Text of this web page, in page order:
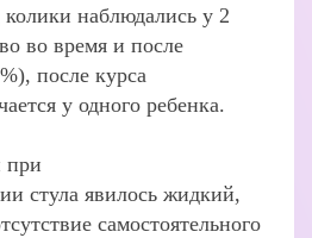
наблюдались у 2
во время и после
после курса
у одного ребенка.
при
стула явилось жидкий,
самостоятельного